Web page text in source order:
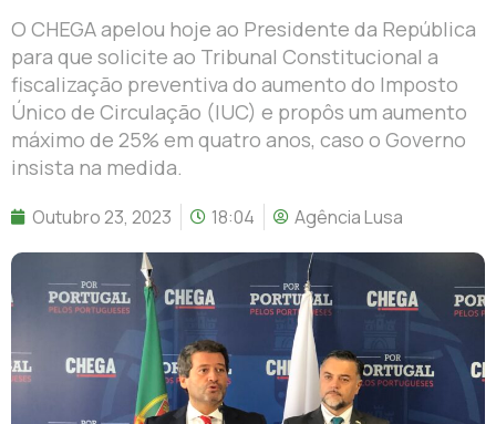
O CHEGA apelou hoje ao Presidente da República
para que solicite ao Tribunal Constitucional a
fiscalização preventiva do aumento do Imposto
Único de Circulação (IUC) e propôs um aumento
máximo de 25% em quatro anos, caso o Governo
insista na medida.
Outubro 23, 2023 18:04 Agência Lusa